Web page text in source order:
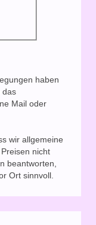
haben
das
Mail oder
wir allgemeine
nicht
beantworten,
Ort sinnvoll.